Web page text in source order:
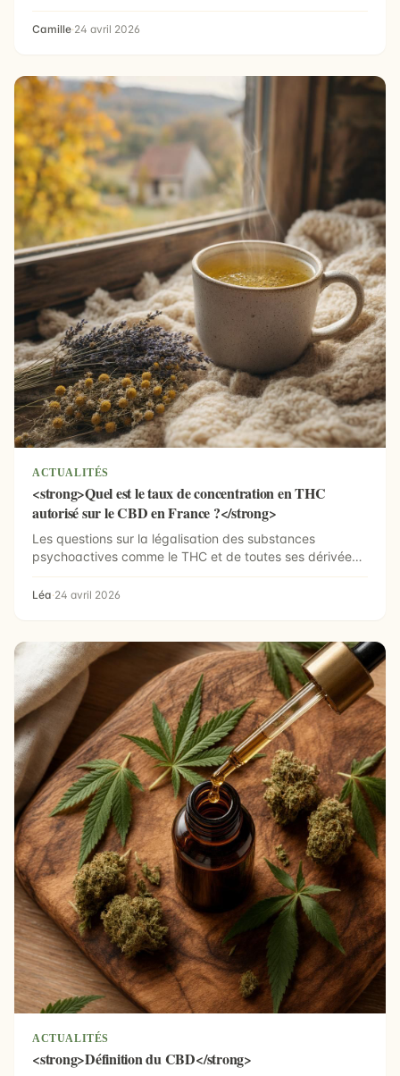
cannabis....
Camille·24 avril 2026
ACTUALITÉS
<strong>Quel est le taux de concentration en THC
autorisé sur le CBD en France ?</strong>
Les questions sur la légalisation des substances
psychoactives comme le THC et de toutes ses dérivées
ne cess...
Léa·24 avril 2026
ACTUALITÉS
<strong>Définition du CBD</strong>